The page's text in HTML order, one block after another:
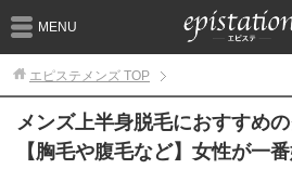
MENU
エピステメンズ TOP
メンズ上半身脱毛におすすめ
【胸毛や腹毛など】女性が一